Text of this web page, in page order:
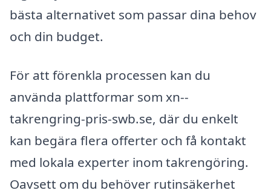
bästa alternativet som passar dina behov
och din budget.
För att förenkla processen kan du
använda plattformar som xn--
takrengring-pris-swb.se, där du enkelt
kan begära flera offerter och få kontakt
med lokala experter inom takrengöring.
Oavsett om du behöver rutinsäkerhet